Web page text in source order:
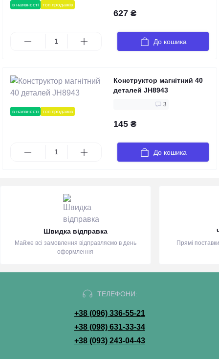
в наявності топ продажів
627 ₴
До кошика
в наявності топ продажів
Конструктор магнітний 40
деталей JH8943
3
145 ₴
До кошика
Швидка відправка
Майже всі замовлення відправляємо в день
оформлення
Прямі
ТЕЛЕФОНИ:
+38 (096) 336-55-21
+38 (098) 631-33-34
+38 (093) 243-04-43